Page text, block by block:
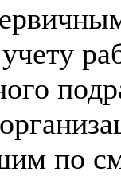
по